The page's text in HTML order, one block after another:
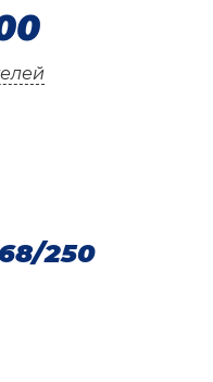
250